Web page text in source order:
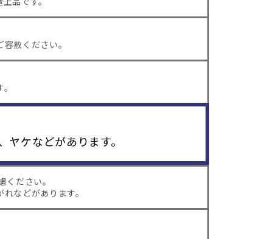
赦ください。
ケなどがあります。
ださい。
などがあります。